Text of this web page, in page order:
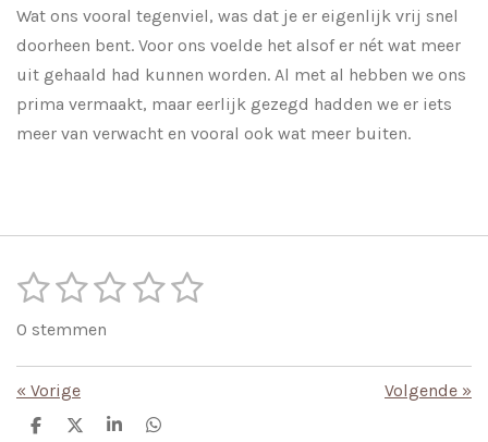
Wat ons vooral tegenviel, was dat je er eigenlijk vrij snel
doorheen bent. Voor ons voelde het alsof er nét wat meer
uit gehaald had kunnen worden. Al met al hebben we ons
prima vermaakt, maar eerlijk gezegd hadden we er iets
meer van verwacht en vooral ook wat meer buiten.
R
i
n
1
s
t
e
2
s
t
e
3
s
t
4
t
5
t
S
m
0 stemmen
« Vorige Volgende »
D
D
S
D